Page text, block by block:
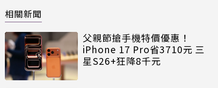
相關新聞
父親節搶手機特價優惠！
iPhone 17 Pro省3710元 三
星S26+狂降8千元